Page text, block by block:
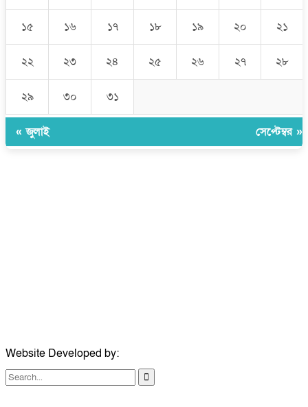
১৫ ১৬ ১৭ ১৮ ১৯ ২০ ২১
২২ ২৩ ২৪ ২৫ ২৬ ২৭ ২৮
২৯ ৩০ ৩১
« জুলাই সেপ্টেম্বর »
Website Developed by: